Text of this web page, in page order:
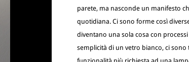
parete, ma nasconde un manifesto
quotidiana. Ci sono forme così
diventano una sola cosa con
semplicità di un vetro bianco, ci